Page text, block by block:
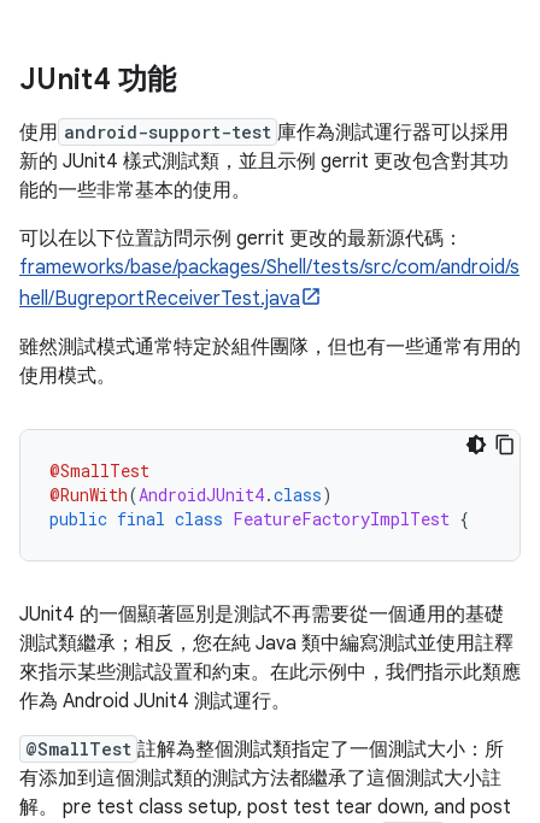
JUnit4 功能
使用 android-support-test 庫作為測試運行器可以採用
新的 JUnit4 樣式測試類，並且示例 gerrit 更改包含對其功
能的一些非常基本的使用。
可以在以下位置訪問示例 gerrit 更改的最新源代碼：
frameworks/base/packages/Shell/tests/src/com/android/s
hell/BugreportReceiverTest.java
雖然測試模式通常特定於組件團隊，但也有一些通常有用的
使用模式。
@SmallTest
@RunWith(AndroidJUnit4.class)
public final class FeatureFactoryImplTest {
JUnit4 的一個顯著區別是測試不再需要從一個通用的基礎
測試類繼承；相反，您在純 Java 類中編寫測試並使用註釋
來指示某些測試設置和約束。在此示例中，我們指示此類應
作為 Android JUnit4 測試運行。
@SmallTest 註解為整個測試類指定了一個測試大小：所
有添加到這個測試類的測試方法都繼承了這個測試大小註
解。 pre test class setup, post test tear down, and post